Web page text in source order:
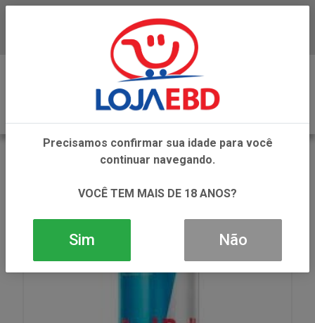
Baixe já nosso APP
ENERGETICOS
RED BULL SUGAR FREE 250ML
Precisamos confirmar sua idade para você
continuar navegando.
VOCÊ TEM MAIS DE 18 ANOS?
Sim Não